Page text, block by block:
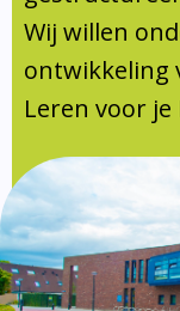
Formulieren
SIKO
Wij willen
ontwikkeling
Leren voor je